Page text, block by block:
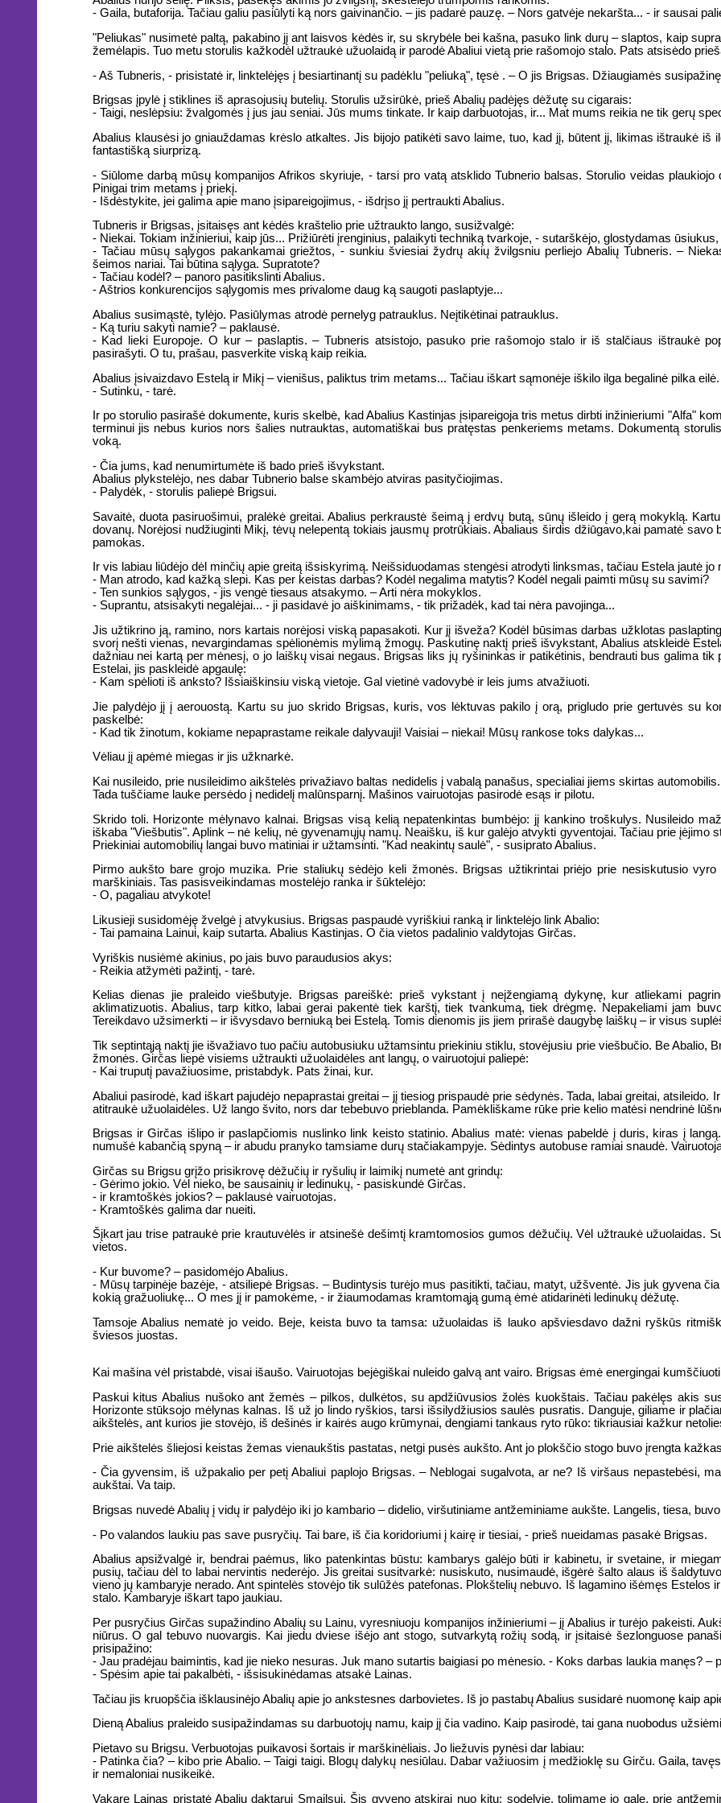
- Gaila, butaforija. Tačiau galiu pasiūlyti ką nors gaivinančio. – jis padarė pauzę. – Nors gatvėje nekaršta... - ir sausai
"Peliukas" nusimetė paltą, pakabino jį ant laisvos kėdės ir, su skrybėle bei kašna, pasuko link durų – slaptos, kaip
žemėlapis. Tuo metu storulis kažkodėl užtraukė užuolaidą ir parodė Abaliui vietą prie rašomojo stalo. Pats atsisėdo
- Aš Tubneris, - prisistatė ir, linktelėjęs į besiartinantį su padėklu "peliuką", tęsė . – O jis Brigsas. Džiaugiamės
Brigsas įpylė į stiklines iš aprasojusių butelių. Storulis užsirūkė, prieš Abalių padėjęs dėžutę su cigarais:
- Taigi, neslėpsiu: žvalgomės į jus jau seniai. Jūs mums tinkate. Ir kaip darbuotojas, ir... Mat mums reikia ne tik gerų
Abalius klausėsi jo gniauždamas krėslo atkaltes. Jis bijojo patikėti savo laime, tuo, kad jį, būtent jį, likimas ištraukė iš
fantastišką siurprizą.
- Siūlome darbą mūsų kompanijos Afrikos skyriuje, - tarsi pro vatą atsklido Tubnerio balsas. Storulio veidas
Pinigai trim metams į priekį.
- Išdėstykite, jei galima apie mano įsipareigojimus, - išdrįso jį pertraukti Abalius.
Tubneris ir Brigsas, įsitaisęs ant kėdės kraštelio prie užtraukto lango, susižvalgė:
- Niekai. Tokiam inžinieriui, kaip jūs... Prižiūrėti įrenginius, palaikyti techniką tvarkoje, - sutarškėjo, glostydamas
- Tačiau mūsų sąlygos pakankamai griežtos, - sunkiu šviesiai žydrų akių žvilgsniu perliejo Abalių Tubneris. –
šeimos nariai. Tai būtina sąlyga. Supratote?
- Tačiau kodėl? – panoro pasitikslinti Abalius.
- Aštrios konkurencijos sąlygomis mes privalome daug ką saugoti paslaptyje...
Abalius susimąstė, tylėjo. Pasiūlymas atrodė pernelyg patrauklus. Neįtikėtinai patrauklus.
- Ką turiu sakyti namie? – paklausė.
- Kad lieki Europoje. O kur – paslaptis. – Tubneris atsistojo, pasuko prie rašomojo stalo ir iš stalčiaus ištraukė
pasirašyti. O tu, prašau, pasverkite viską kaip reikia.
Abalius įsivaizdavo Estelą ir Mikį – vienišus, paliktus trim metams... Tačiau iškart sąmonėje iškilo ilga begalinė pilka
- Sutinku, - tarė.
Ir po storulio pasirašė dokumente, kuris skelbė, kad Abalius Kastinjas įsipareigoja tris metus dirbti inžinieriumi "Alfa"
terminui jis nebus kurios nors šalies nutrauktas, automatiškai bus pratęstas penkeriems metams. Dokumentą
voką.
- Čia jums, kad nenumirtumėte iš bado prieš išvykstant.
Abalius plykstelėjo, nes dabar Tubnerio balse skambėjo atviras pasityčiojimas.
- Palydėk, - storulis paliepė Brigsui.
Savaitė, duota pasiruošimui, pralėkė greitai. Abalius perkraustė šeimą į erdvų butą, sūnų išleido į gerą mokyklą.
dovanų. Norėjosi nudžiuginti Mikį, tėvų nelepentą tokiais jausmų protrūkiais. Abaliaus širdis džiūgavo,kai pamatė
pamokas.
Ir vis labiau liūdėjo dėl minčių apie greitą išsiskyrimą. Neišsiduodamas stengėsi atrodyti linksmas, tačiau Estela jautė jo
- Man atrodo, kad kažką slepi. Kas per keistas darbas? Kodėl negalima matytis? Kodėl negali paimti mūsų su savimi?
- Ten sunkios sąlygos, - jis vengė tiesaus atsakymo. – Arti nėra mokyklos.
- Suprantu, atsisakyti negalėjai... - ji pasidavė jo aiškinimams, - tik prižadėk, kad tai nėra pavojinga...
Jis užtikrino ją, ramino, nors kartais norėjosi viską papasakoti. Kur jį išveža? Kodėl būsimas darbas užklotas
svorį nešti vienas, nevargindamas spėlionėmis mylimą žmogų. Paskutinę naktį prieš išvykstant, Abalius atskleidė
dažniau nei kartą per mėnesį, o jo laiškų visai negaus. Brigsas liks jų ryšininkas ir patikėtinis, bendrauti bus galima
Estelai, jis paskleidė apgaulę:
- Kam spėlioti iš anksto? Išsiaiškinsiu viską vietoje. Gal vietinė vadovybė ir leis jums atvažiuoti.
Jie palydėjo jį į aerouostą. Kartu su juo skrido Brigsas, kuris, vos lėktuvas pakilo į orą, prigludo prie gertuvės su
paskelbė:
- Kad tik žinotum, kokiame nepaprastame reikale dalyvauji! Vaisiai – niekai! Mūsų rankose toks dalykas...
Vėliau jį apėmė miegas ir jis užknarkė.
Kai nusileido, prie nusileidimo aikštelės privažiavo baltas nedidelis į vabalą panašus, specialiai jiems skirtas
Tada tuščiame lauke persėdo į nedidelį malūnsparnį. Mašinos vairuotojas pasirodė esąs ir pilotu.
Skrido toli. Horizonte mėlynavo kalnai. Brigsas visą kelią nepatenkintas bumbėjo: jį kankino troškulys. Nusileido
iškaba "Viešbutis". Aplink – nė kelių, nė gyvenamųjų namų. Neaišku, iš kur galėjo atvykti gyventojai. Tačiau prie įėjimo
Priekiniai automobilių langai buvo matiniai ir užtamsinti. "Kad neakintų saulė", - susiprato Abalius.
Pirmo aukšto bare grojo muzika. Prie staliukų sėdėjo keli žmonės. Brigsas užtikrintai priėjo prie nesiskutusio
marškiniais. Tas pasisveikindamas mostelėjo ranka ir šūktelėjo:
- O, pagaliau atvykote!
Likusieji susidomėję žvelgė į atvykusius. Brigsas paspaudė vyriškiui ranką ir linktelėjo link Abalio:
- Tai pamaina Lainui, kaip sutarta. Abalius Kastinjas. O čia vietos padalinio valdytojas Girčas.
Vyriškis nusiėmė akinius, po jais buvo paraudusios akys:
- Reikia atžymėti pažintį, - tarė.
Kelias dienas jie praleido viešbutyje. Brigsas pareiškė: prieš vykstant į neįžengiamą dykynę, kur atliekami
aklimatizuotis. Abalius, tarp kitko, labai gerai pakentė tiek karštį, tiek tvankumą, tiek drėgmę. Nepakeliami jam
Tereikdavo užsimerkti – ir išvysdavo berniuką bei Estelą. Tomis dienomis jis jiem prirašė daugybę laiškų – ir visus
Tik septintąją naktį jie išvažiavo tuo pačiu autobusiuku užtamsintu priekiniu stiklu, stovėjusiu prie viešbučio. Be Abalio,
žmonės. Girčas liepė visiems užtraukti užuolaidėles ant langų, o vairuotojui paliepė:
- Kai truputį pavažiuosime, pristabdyk. Pats žinai, kur.
Abaliui pasirodė, kad iškart pajudėjo nepaprastai greitai – jį tiesiog prispaudė prie sėdynės. Tada, labai greitai,
atitraukė užuolaidėles. Už lango švito, nors dar tebebuvo prieblanda. Pamėkliškame rūke prie kelio matėsi nendrinė
Brigsas ir Girčas išlipo ir paslapčiomis nuslinko link keisto statinio. Abalius matė: vienas pabeldė į duris, kiras į
numušė kabančią spyną – ir abudu pranyko tamsiame durų stačiakampyje. Sėdintys autobuse ramiai snaudė.
Girčas su Brigsu grįžo prisikrovę dėžučių ir ryšulių ir laimikį numetė ant grindų:
- Gėrimo jokio. Vėl nieko, be sausainių ir ledinukų, - pasiskundė Girčas.
- ir kramtoškės jokios? – paklausė vairuotojas.
- Kramtoškės galima dar nueiti.
Šįkart jau trise patraukė prie krautuvėlės ir atsinešė dešimtį kramtomosios gumos dėžučių. Vėl užtraukė užuolaidas.
vietos.
- Kur buvome? – pasidomėjo Abalius.
- Mūsų tarpinėje bazėje, - atsiliepė Brigsas. – Budintysis turėjo mus pasitikti, tačiau, matyt, užšventė. Jis juk gyvena
kokią gražuoliukę... O mes jį ir pamokėme, - ir žiaumodamas kramtomąją gumą ėmė atidarinėti ledinukų dėžutę.
Tamsoje Abalius nematė jo veido. Beje, keista buvo ta tamsa: užuolaidas iš lauko apšviesdavo dažni ryškūs
šviesos juostas.
Kai mašina vėl pristabdė, visai išaušo. Vairuotojas bejėgiškai nuleido galvą ant vairo. Brigsas ėmė energingai
Paskui kitus Abalius nušoko ant žemės – pilkos, dulkėtos, su apdžiūvusios žolės kuokštais. Tačiau pakėlęs akis
Horizonte stūksojo mėlynas kalnas. Iš už jo lindo ryškios, tarsi išsilydžiusios saulės pusratis. Danguje, giliame ir
aikštelės, ant kurios jie stovėjo, iš dešinės ir kairės augo krūmynai, dengiami tankaus ryto rūko: tikriausiai kažkur
Prie aikštelės šliejosi keistas žemas vienaukštis pastatas, netgi pusės aukšto. Ant jo plokščio stogo buvo įrengta
- Čia gyvensim, iš užpakalio per petį Abaliui paplojo Brigsas. – Neblogai sugalvota, ar ne? Iš viršaus nepastebėsi,
aukštai. Va taip.
Brigsas nuvedė Abalių į vidų ir palydėjo iki jo kambario – didelio, viršutiniame antžeminiame aukšte. Langelis, tiesa,
- Po valandos laukiu pas save pusryčių. Tai bare, iš čia koridoriumi į kairę ir tiesiai, - prieš nueidamas pasakė Brigsas.
Abalius apsižvalgė ir, bendrai paėmus, liko patenkintas būstu: kambarys galėjo būti ir kabinetu, ir svetaine, ir
pusių, tačiau dėl to labai nervintis nederėjo. Jis greitai susitvarkė: nusiskuto, nusimaudė, išgėrė šalto alaus iš
vieno jų kambaryje nerado. Ant spintelės stovėjo tik sulūžės patefonas. Plokštelių nebuvo. Iš lagamino išėmęs Estelos
stalo. Kambaryje iškart tapo jaukiau.
Per pusryčius Girčas supažindino Abalių su Lainu, vyresniuoju kompanijos inžinieriumi – jį Abalius ir turėjo pakeisti.
niūrus. O gal tebuvo nuovargis. Kai jiedu dviese išėjo ant stogo, sutvarkytą rožių sodą, ir įsitaisė šezlonguose
prisipažino:
- Jau pradėjau baimintis, kad jie nieko nesuras. Juk mano sutartis baigiasi po mėnesio. - Koks darbas laukia manęs? –
- Spėsim apie tai pakalbėti, - išsisukinėdamas atsakė Lainas.
Tačiau jis kruopščia išklausinėjo Abalių apie jo ankstesnes darbovietes. Iš jo pastabų Abalius susidarė nuomonę kaip
Dieną Abalius praleido susipažindamas su darbuotojų namu, kaip jį čia vadino. Kaip pasirodė, tai gana nuobodus
Pietavo su Brigsu. Verbuotojas puikavosi šortais ir marškinėliais. Jo liežuvis pynėsi dar labiau:
- Patinka čia? – kibo prie Abalio. – Taigi taigi. Blogų dalykų nesiūlau. Dabar važiuosim į medžioklę su Girču. Gaila,
ir nemaloniai nusikeikė.
Vakare Lainas pristatė Abalių daktarui Smailsui. Šis gyveno atskirai nuo kitų: sodelyje, tolimame jo gale, prie